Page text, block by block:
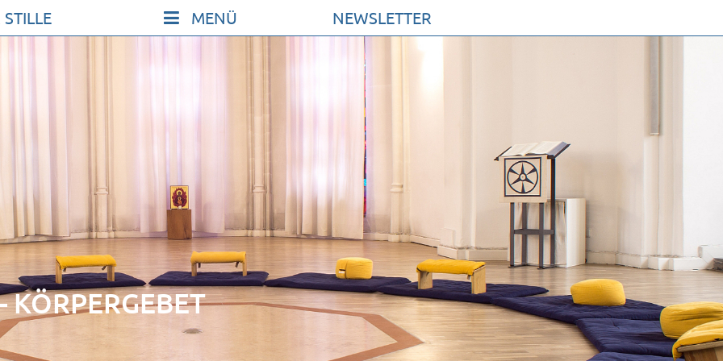
NEWSLETTER
KONTAKTE
SO KOMMEN SIE ZU UNS
UNSER PROFIL
FILM ZUR KIRCHE DER STILLE
FÖRDERVEREIN
VERMIETUNG
NEWSLETTER
ARCHIV
IMPRESSUM
DATENSCHUTZERKLÄRUNG